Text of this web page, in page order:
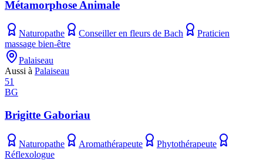
Métamorphose Animale
Naturopathe Conseiller en fleurs de Bach
Praticien
massage bien-être
Palaiseau
Aussi à Palaiseau
51
BG
Brigitte Gaboriau
Naturopathe Aromathérapeute
Phytothérapeute
Réflexologue